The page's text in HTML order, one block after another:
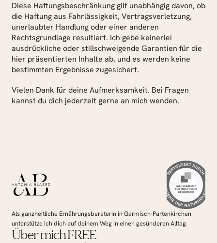
Diese Haftungsbeschränkung gilt unabhängig davon, ob
die Haftung aus Fahrlässigkeit, Vertragsverletzung,
unerlaubter Handlung oder einer anderen
Rechtsgrundlage resultiert. Ich gebe keinerlei
ausdrückliche oder stillschweigende Garantien für die
hier präsentierten Inhalte ab, und es werden keine
bestimmten Ergebnisse zugesichert.
Vielen Dank für deine Aufmerksamkeit. Bei Fragen
kannst du dich jederzeit gerne an mich wenden.
Als ganzheitliche Ernährungsberaterin in Garmisch-Partenkirchen
unterstütze ich dich auf deinem Weg in einen gesünderen Alltag.
Über michFREE